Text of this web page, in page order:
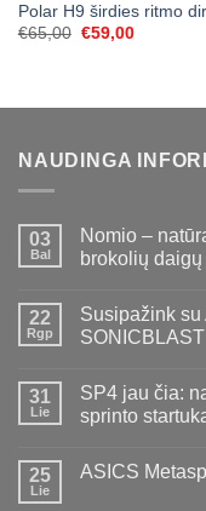
Polar H9 širdies ritmo
€65,00 Original
€59,00Current
NAUDINGA
03
Bal
Nomio –
brokolių
22
Rgp
Susipažink
SONICBLAST
31
Lie
SP4 jau čia:
sprinto
25
Lie
ASICS